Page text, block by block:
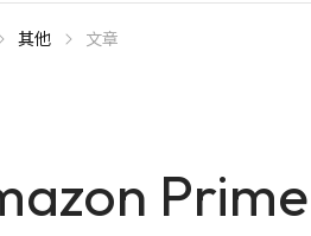
其他 文章